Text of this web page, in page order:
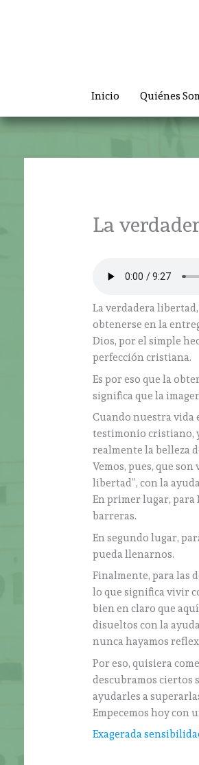
Inicio Quiénes
La
La verdadera
obtenerse en la
Dios, por el simple
perfección cristiana.
Es por eso que la
significa que la
Cuando nuestra vida
testimonio cristiano,
realmente la belleza
Vemos, pues, que
libertad”, con la
En primer lugar, para
barreras.
En segundo lugar,
pueda llenarnos.
Finalmente, para las
lo que significa vivir
bien en claro que
disueltos con la
nunca hayamos
Por eso, quisiera
descubramos ciertos
ayudarles a
Empecemos hoy con
Exagerada